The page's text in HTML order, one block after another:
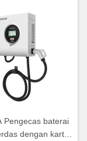
Pengecas baterai
dengan kartu